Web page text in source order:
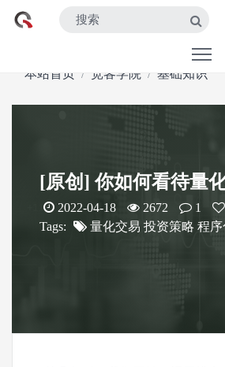
本站首页
宽客学院 基础知识
[原创] 你如何看待量
2022-04-18 2672 1
Tags:
量化交易 投资策略 程序